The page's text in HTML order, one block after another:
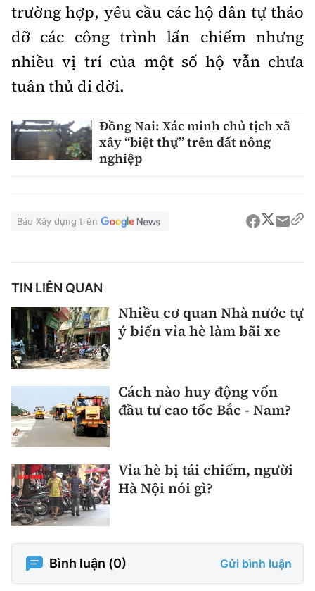
trường hợp, yêu cầu các hộ dân tự tháo
dỡ các công trình lấn chiếm nhưng
nhiều vị trí của một số hộ vẫn chưa
tuân thủ di dời.
Đồng Nai: Xác minh chủ tịch xã
xây “biệt thự” trên đất nông
nghiệp
Báo Xây dựng trên
TIN LIÊN QUAN
Nhiều cơ quan Nhà nước tự
ý biến vỉa hè làm bãi xe
Cách nào huy động vốn
đầu tư cao tốc Bắc - Nam?
Vỉa hè bị tái chiếm, người
Hà Nội nói gì?
Bình luận (0) Gửi bình luận